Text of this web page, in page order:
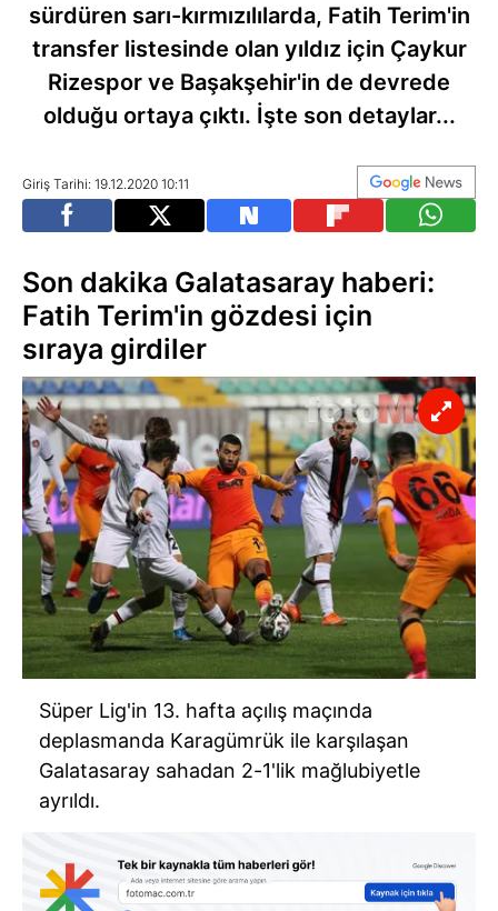
sürdüren sarı-kırmızılılarda, Fatih Terim'in
transfer listesinde olan yıldız için Çaykur
Rizespor ve Başakşehir'in de devrede
olduğu ortaya çıktı. İşte son detaylar...
Giriş Tarihi: 19.12.2020 10:11
Son dakika Galatasaray haberi:
Fatih Terim'in gözdesi için
sıraya girdiler
Süper Lig'in 13. hafta açılış maçında
deplasmanda Karagümrük ile karşılaşan
Galatasaray sahadan 2-1'lik mağlubiyetle
ayrıldı.